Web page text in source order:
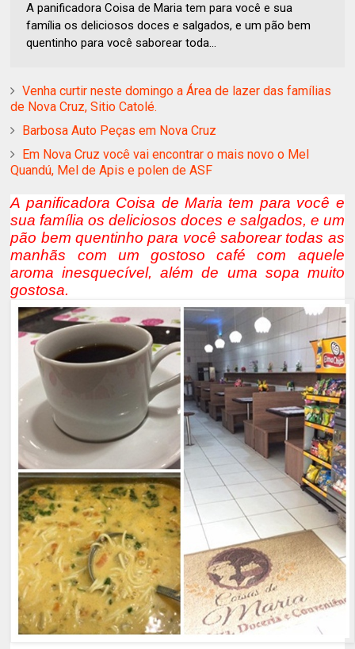
A panificadora Coisa de Maria tem para você e sua
família os deliciosos doces e salgados, e um pão bem
quentinho para você saborear toda...
Venha curtir neste domingo a Área de lazer das famílias
de Nova Cruz, Sitio Catolé.
Barbosa Auto Peças em Nova Cruz
Em Nova Cruz você vai encontrar o mais novo o Mel
Quandú, Mel de Apis e polen de ASF
A panificadora Coisa de Maria tem para você e
sua família os deliciosos doces e salgados, e um
pão bem quentinho para você saborear todas as
manhãs com um gostoso café com aquele
aroma inesquecível, além de uma sopa muito
gostosa.